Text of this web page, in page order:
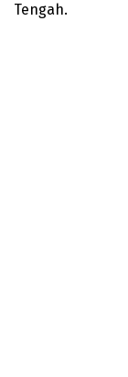
Tengah.